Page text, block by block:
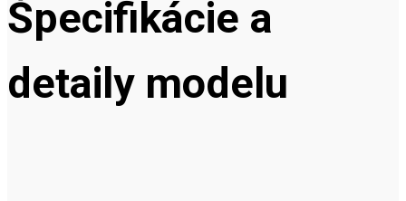
Špecifikácie a
detaily modelu